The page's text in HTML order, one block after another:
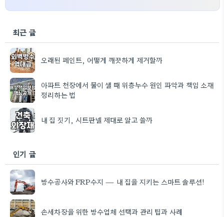
최근 글
오래된 페인트, 어떻게 깨끗하게 제거할까
아파트 천장에서 물이 샐 때 위층누수 원인 파악과 책임 소재
정리하는 법
내 집 짓기, 시트판넬 제대로 알고 쓸까
인기 글
방수공사와 FRP수지 — 내 집을 지키는 스마트 솔루션!
손세차장을 위한 방수업체 선택과 관리 팁과 사례